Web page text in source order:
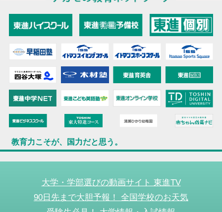
教育力こそが、国力だと思う。
大学・学部選びの動画サイト 東進TV
90日先まで大胆予報！ 全国学校のお天気